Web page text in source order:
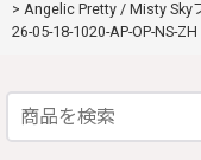
> Angelic Pretty / Misty Sky
26-05-18-1020-AP-OP-NS-ZH